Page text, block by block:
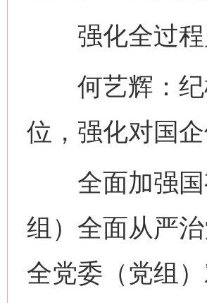
强化全过程
何艺辉：纪
位，强化对国
全面加强国
组）全面从严
全党委（党组